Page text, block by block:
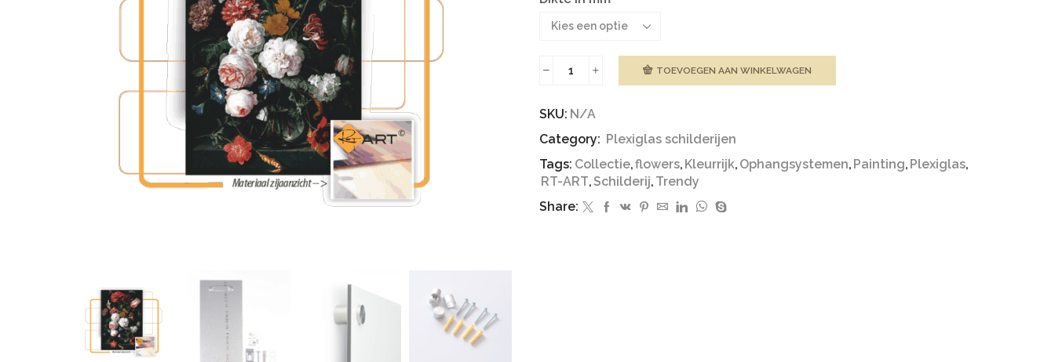
Plexiglas
Flowers
TOEVOEGEN AAN WINKELWAGEN
SKU: N/A
Category: Plexiglas schilderijen
Tags: Collectie,flowers, Kleurrijk, Ophangsystemen, Painting, Plexiglas,
RT-ART,Schilderij, Trendy
Share: